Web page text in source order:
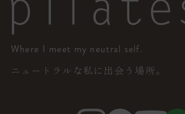
Where I meet my neutral self.
ニュートラルな私に出会う場所。